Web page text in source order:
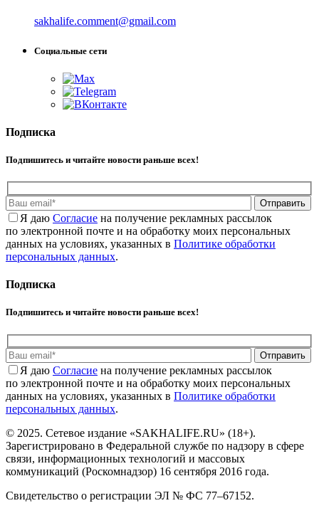
sakhalife.comment@gmail.com
Социальные сети
Подписка
Подпишитесь и читайте новости раньше всех!
Отправить
Я даю Cогласие на получение рекламных рассылок
по электронной почте и на обработку моих персональных
данных на условиях, указанных в Политике обработки
персональных данных.
Подписка
Подпишитесь и читайте новости раньше всех!
Отправить
Я даю Cогласие на получение рекламных рассылок
по электронной почте и на обработку моих персональных
данных на условиях, указанных в Политике обработки
персональных данных.
© 2025. Сетевое издание «SAKHALIFE.RU» (18+).
Зарегистрировано в Федеральной службе по надзору в сфере
связи, информационных технологий и массовых
коммуникаций (Роскомнадзор) 16 сентября 2016 года.
Свидетельство о регистрации ЭЛ № ФС 77–67152.